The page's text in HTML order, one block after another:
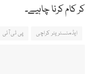
کر کام کرنا چاہیے۔
ایڈمنسٹریٹر کراچی پی ٹی آئی